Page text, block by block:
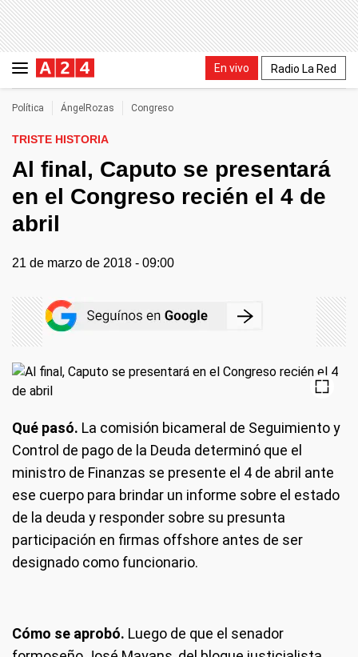
En vivo Radio La Red
Política ÁngelRozas Congreso
TRISTE HISTORIA
Al final, Caputo se presentará
en el Congreso recién el 4 de
abril
21 de marzo de 2018 - 09:00
Qué pasó. La comisión bicameral de Seguimiento y
Control de pago de la Deuda determinó que el
ministro de Finanzas se presente el 4 de abril ante
ese cuerpo para brindar un informe sobre el estado
de la deuda y responder sobre su presunta
participación en firmas offshore antes de ser
designado como funcionario.
Cómo se aprobó. Luego de que el senador